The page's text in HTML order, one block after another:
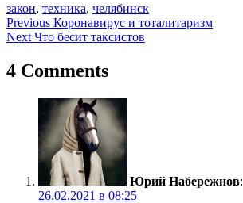
закон, техника, челябинск
Навигация
по
записям
Previous Коронавирус и тоталитаризм
Next Что бесит таксистов
4 Comments
Юрий Набережнов:
26.02.2021 в 08:25